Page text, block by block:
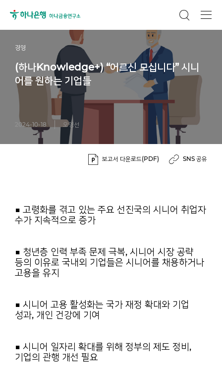
경영
(하나Knowledge+) “어르신 모십니다” 시니
어를 원하는 기업들
2024-10-18 오영선
보고서 다운로드(PDF) SNS 공유
■ 고령화를 겪고 있는 주요 선진국의 시니어 취업자
수가 지속적으로 증가
■ 청년층 인력 부족 문제 극복, 시니어 시장 공략
등의 이유로 국내외 기업들은 시니어를 채용하거나
고용을 유지
■ 시니어 고용 활성화는 국가 재정 확대와 기업
성과, 개인 건강에 기여
■ 시니어 일자리 확대를 위해 정부의 제도 정비,
기업의 관행 개선 필요